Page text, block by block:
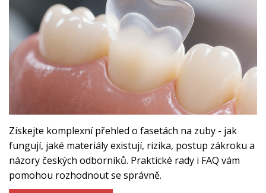
Získejte komplexní přehled o fasetách na zuby - jak
fungují, jaké materiály existují, rizika, postup zákroku a
názory českých odborníků. Praktické rady i FAQ vám
pomohou rozhodnout se správně.